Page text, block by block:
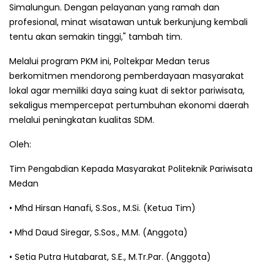
Simalungun. Dengan pelayanan yang ramah dan
profesional, minat wisatawan untuk berkunjung kembali
tentu akan semakin tinggi," tambah tim.
Melalui program PKM ini, Poltekpar Medan terus
berkomitmen mendorong pemberdayaan masyarakat
lokal agar memiliki daya saing kuat di sektor pariwisata,
sekaligus mempercepat pertumbuhan ekonomi daerah
melalui peningkatan kualitas SDM.
Oleh:
Tim Pengabdian Kepada Masyarakat Politeknik Pariwisata
Medan
• Mhd Hirsan Hanafi, S.Sos., M.Si. (Ketua Tim)
• Mhd Daud Siregar, S.Sos., M.M. (Anggota)
• Setia Putra Hutabarat, S.E., M.Tr.Par. (Anggota)